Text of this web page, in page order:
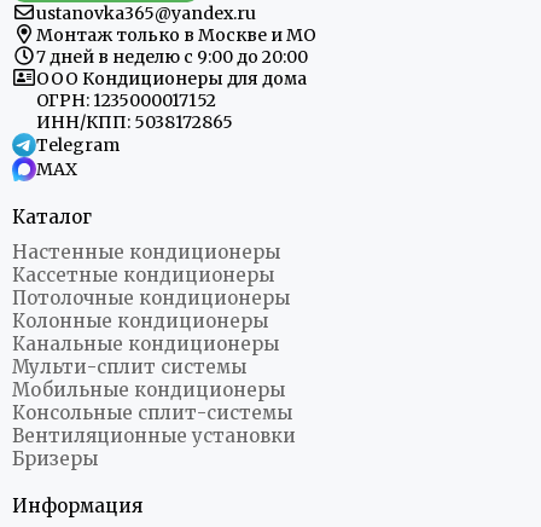
ustanovka365@yandex.ru
Монтаж только в Москве и МО
7 дней в неделю с 9:00 до 20:00
ООО Кондиционеры для дома
ОГРН: 1235000017152
ИНН/КПП: 5038172865
Telegram
MAX
Каталог
Настенные кондиционеры
Кассетные кондиционеры
Потолочные кондиционеры
Колонные кондиционеры
Канальные кондиционеры
Мульти-сплит системы
Мобильные кондиционеры
Консольные сплит-системы
Вентиляционные установки
Бризеры
Информация